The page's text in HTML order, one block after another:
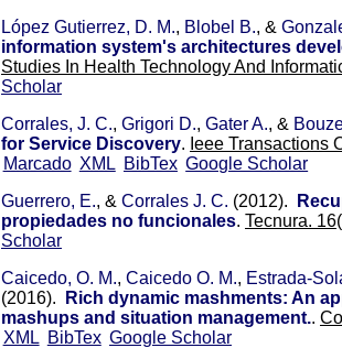
López Gutierrez, D. M., Blobel B., &
information system's architectures
Studies In Health Technology And
Scholar
Corrales, J. C., Grigori D., Gater A., &
for Service Discovery. Ieee Transactions
Marcado XML BibTex Google Scholar
Guerrero, E., & Corrales J. C. (2012).
propiedades no funcionales. Tecnura. 16
Scholar
Caicedo, O. M., Caicedo O. M., Estrada-
(2016).
Rich dynamic mashments: An
mashups and situation management..
XML BibTex Google Scholar